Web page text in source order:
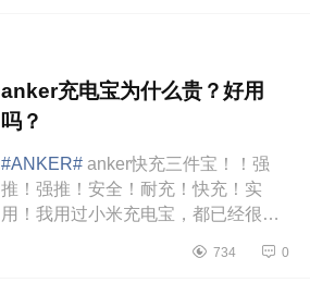
anker充电宝为什么贵？好用
吗？
#ANKER# anker快充三件宝！！强
推！强推！安全！耐充！快充！实
用！我用过小米充电宝，都已经很好
后来在几个网站做过功课，就买了这
734 0